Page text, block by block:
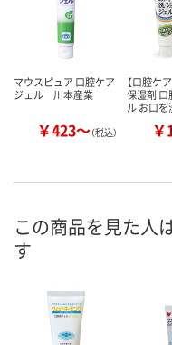
マウスピュア 口腔ケア
ジェル 川本産業
￥423～（税込）
【口腔ケ
保湿剤 口
ル お口
￥
この商品を見た人
す